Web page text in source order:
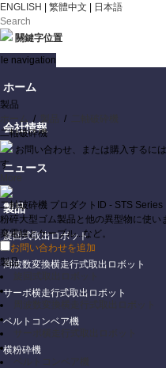
ENGLISH 繁體中文 日本語
關鍵字位置
navigation
ホーム
会社情報
ニュース
製品
旋回式取出ロボット
周波数変換横走行式取出ロボット
サーボ横走行式取出ロボット
ベルトコンベア機
横粉砕機
製品
ホーム
/ /
二軸破砕機
お問い合わせ、または購入するに
す
More
二軸破砕機 プロダクトID - STS Series
粉碎大型ゴム製品と他の異型物に使
棄電線とケーブル...など。
お問い合わせを追加
製品
サーボ横走行式取出ロボット
ベルトコンベア機